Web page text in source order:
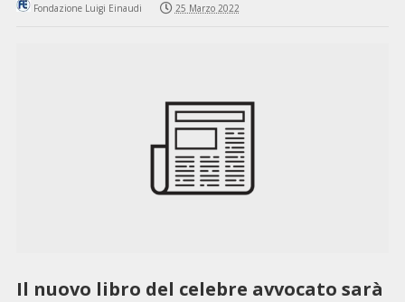
Fondazione Luigi Einaudi 25 Marzo 2022
Il nuovo libro del celebre avvocato sarà